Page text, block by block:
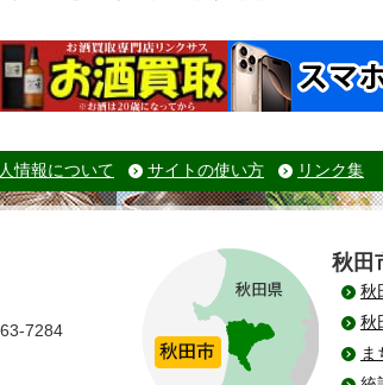
情報について サイトの使い方 リンク集
7284
秋田
秋
秋
ま